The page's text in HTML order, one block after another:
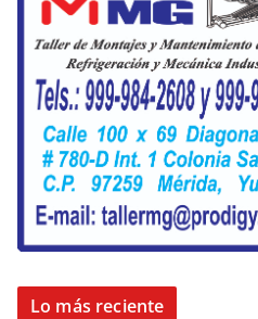
Lo más reciente